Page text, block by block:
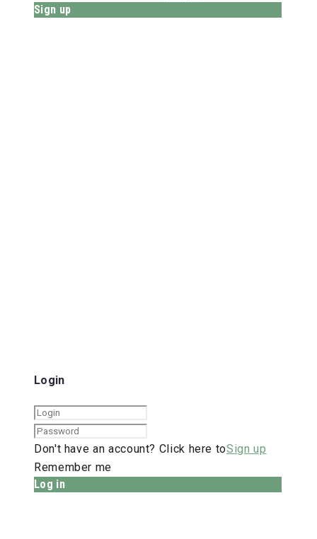
Sign up
Login
Don't have an account? Click here toSign up
Remember me
Log in